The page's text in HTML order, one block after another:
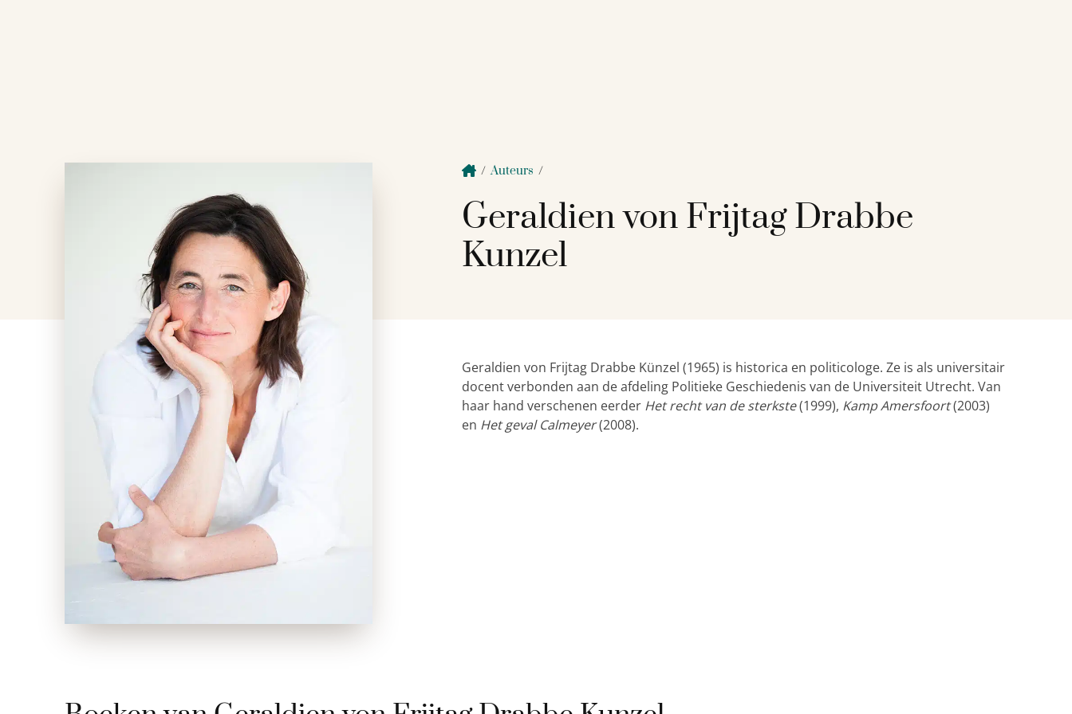
/Auteurs /
Geraldien von Frijtag Drabbe
Kunzel
Geraldien von Frijtag Drabbe Künzel (1965) is historica en politicologe. Ze is als universitair
docent verbonden aan de afdeling Politieke Geschiedenis van de Universiteit Utrecht. Van
haar hand verschenen eerder Het recht van de sterkste(1999), Kamp Amersfoort(2003)
en Het geval Calmeyer(2008).